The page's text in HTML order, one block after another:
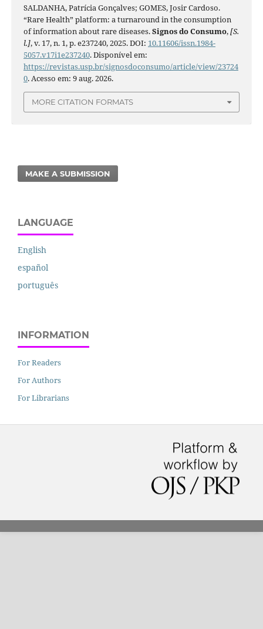
SALDANHA, Patrícia Gonçalves; GOMES, Josir Cardoso.
“Rare Health” platform: a turnaround in the consumption
of information about rare diseases.Signos do Consumo,[S.
l.], v. 17, n. 1, p. e237240, 2025. DOI: 10.11606/issn.1984-
5057.v17i1e237240. Disponível em:
https://revistas.usp.br/signosdoconsumo/article/view/23724
0. Acesso em: 9 aug. 2026.
MORE CITATION FORMATS
MAKE A SUBMISSION
LANGUAGE
English
español
português
INFORMATION
For Readers
For Authors
For Librarians